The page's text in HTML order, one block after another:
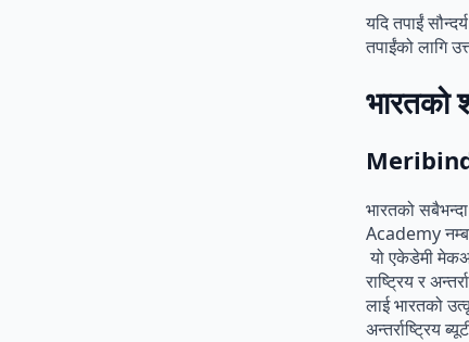
यदि तपाईं
तपाईंको लागि
भारतको
भारतको
Academy
यो एकेडेमी
राष्ट्रिय र
लाई भारतको
अन्तर्राष्ट्रिय